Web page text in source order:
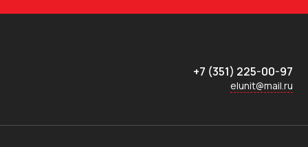
+7 (351) 225-00-97
elunit@mail.ru